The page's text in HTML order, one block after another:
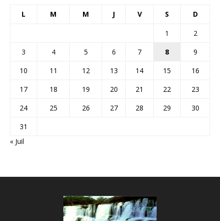
L M M J V S D
1
2
3
4 5 6 7 8
9
10
11 12 13 14 15
16
17
18 19 20 21 22
23
24
25 26 27 28 29
30
31
« Juil